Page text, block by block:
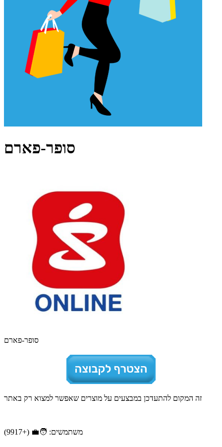
סופר-פארם
סופר-פארם
זה המקום להתעדכן במבצעים על מוצרים שאפשר למצוא רק באתר
משתמשים: 🧑‍💼 (+9917)